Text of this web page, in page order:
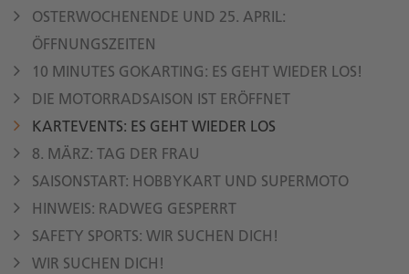
OSTERWOCHENENDE UND 25. APRIL:
ÖFFNUNGSZEITEN
10 MINUTES GOKARTING: ES GEHT WIEDER LOS!
DIE MOTORRADSAISON IST ERÖFFNET
KARTEVENTS: ES GEHT WIEDER LOS
8. MÄRZ: TAG DER FRAU
SAISONSTART: HOBBYKART UND SUPERMOTO
HINWEIS: RADWEG GESPERRT
SAFETY SPORTS: WIR SUCHEN DICH!
WIR SUCHEN DICH!